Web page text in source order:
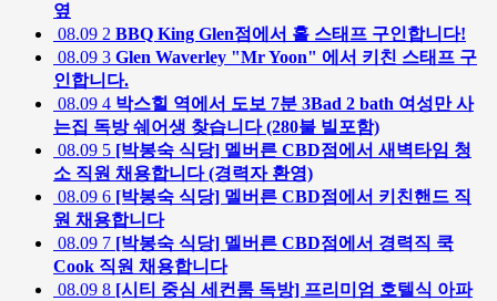
옆
08.09 2 BBQ King Glen점에서 홀 스태프 구인합니다!
08.09 3 Glen Waverley "Mr Yoon" 에서 키친 스태프 구
인합니다.
08.09 4 박스힐 역에서 도보 7분 3Bad 2 bath 여성만 사
는집 독방 쉐어생 찾습니다 (280불 빌포함)
08.09 5 [박봉숙 식당] 멜버른 CBD점에서 새벽타임 청
소 직원 채용합니다 (경력자 환영)
08.09 6 [박봉숙 식당] 멜버른 CBD점에서 키친핸드 직
원 채용합니다
08.09 7 [박봉숙 식당] 멜버른 CBD점에서 경력직 쿡
Cook 직원 채용합니다
08.09 8 [시티 중심 세컨룸 독방] 프리미엄 호텔식 아파